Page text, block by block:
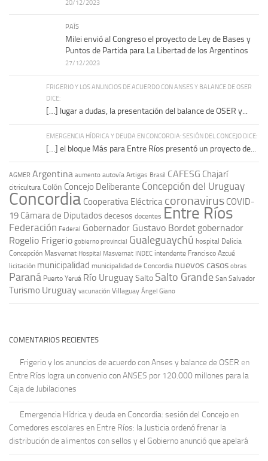
20/12/2023
PAÍS
Milei envió al Congreso el proyecto de Ley de Bases y
Puntos de Partida para La Libertad de los Argentinos
27/12/2023
FRIGERIO Y LOS ANUNCIOS DE ACUERDO CON ANSES Y BALANCE DE OSER
DICE:
[…] lugar a dudas, la presentación del balance de OSER y...
EMERGENCIA HÍDRICA Y DEUDA EN CONCORDIA: SESIÓN DEL CONCEJO DICE:
[…] el bloque Más para Entre Ríos presentó un proyecto de...
AGMER Argentina aumento autovía Artigas Brasil CAFESG Chajarí
citricultura Colón Concejo Deliberante Concepción del Uruguay
Concordia Cooperativa Eléctrica coronavirus COVID-
19 Cámara de Diputadosdecesos docentes Entre Ríos
Federación Federal Gobernador Gustavo Bordet gobernador
Rogelio Frigerio gobierno provincial Gualeguaychú hospital Delicia
Concepción Masvernat Hospital Masvernat INDEC intendente Francisco Azcué
licitación municipalidad municipalidad de Concordia nuevos casos obras
Paraná Puerto Yeruá Río UruguaySalto Salto Grande San Salvador
Turismo Uruguay vacunación Villaguay Ángel Giano
COMENTARIOS RECIENTES
Frigerio y los anuncios de acuerdo con Anses y balance de OSER en
Entre Ríos logra un convenio con ANSES por 120.000 millones para la
Caja de Jubilaciones
Emergencia Hídrica y deuda en Concordia: sesión del Concejo en
Comedores escolares en Entre Ríos: la Justicia ordenó frenar la
distribución de alimentos con sellos y el Gobierno anunció que apelará